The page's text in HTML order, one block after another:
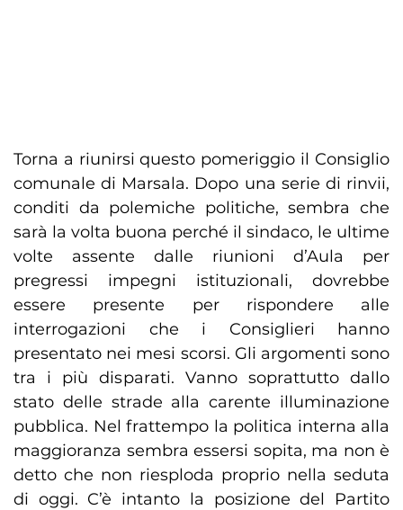
Torna a riunirsi questo pomeriggio il Consiglio
comunale di Marsala. Dopo una serie di rinvii,
conditi da polemiche politiche, sembra che
sarà la volta buona perché il sindaco, le ultime
volte assente dalle riunioni d’Aula per
pregressi impegni istituzionali, dovrebbe
essere presente per rispondere alle
interrogazioni che i Consiglieri hanno
presentato nei mesi scorsi. Gli argomenti sono
tra i più disparati. Vanno soprattutto dallo
stato delle strade alla carente illuminazione
pubblica. Nel frattempo la politica interna alla
maggioranza sembra essersi sopita, ma non è
detto che non riesploda proprio nella seduta
di oggi. C’è intanto la posizione del Partito